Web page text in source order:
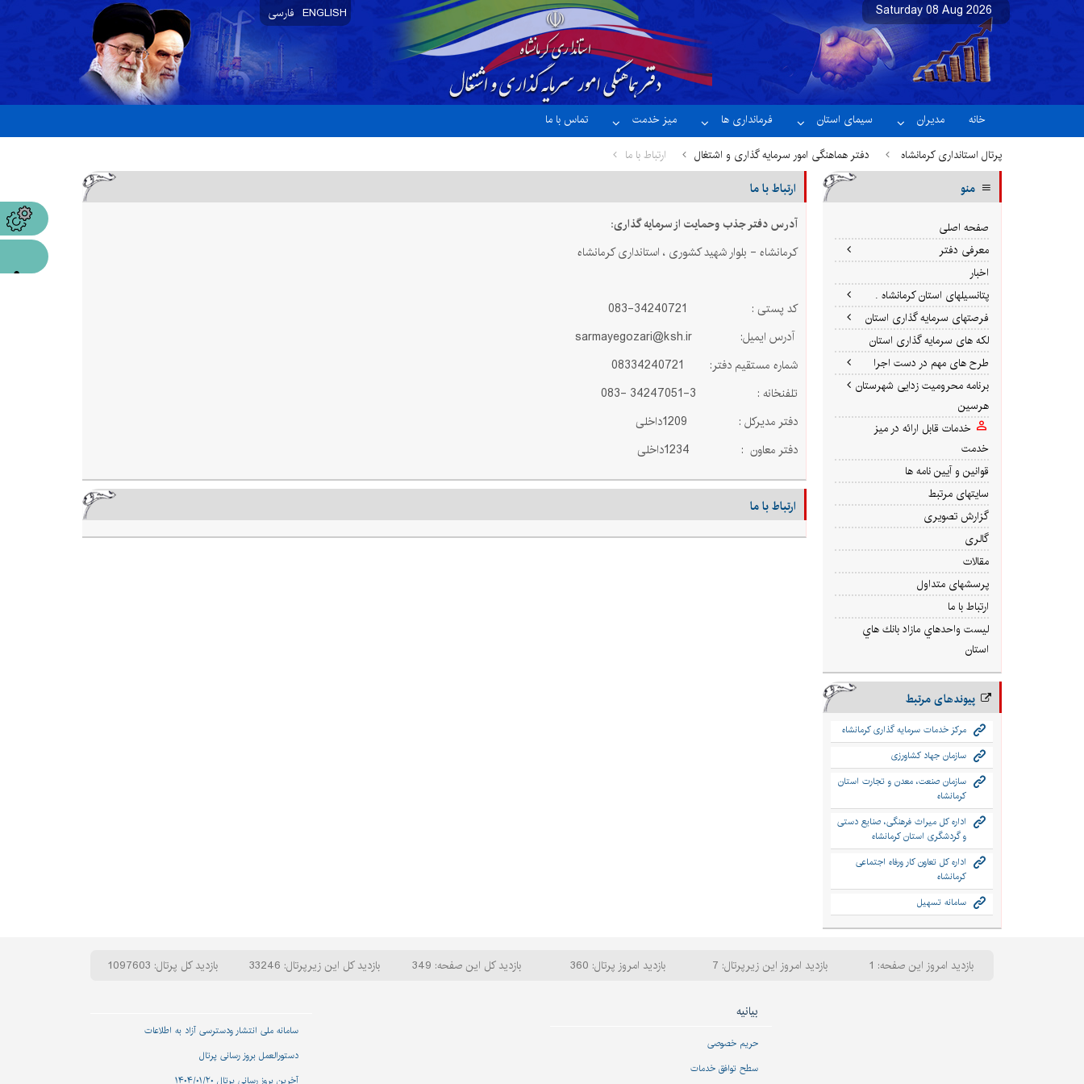
نسخه آزمایشی
خانه مدیران سیمای استان فرمانداری ها میز خدمت تماس با ما
فارسی ENGLISH
پرتال استانداری کرمانشاه دفتر هماهنگی امور سرمایه گذاری و اشتغال ارتباط با ما
ارتباط با ما
آدرس دفتر جذب وحمایت از سرمایه گذاری:
کرمانشاه - بلوار شهید کشوری ، استانداری کرمانشاه
کد پستی : 34240721-083
آدرس ايميل: sarmayegozari@ksh.ir
شماره مستقیم دفتر: 08334240721
تلفنخانه : 3-34247051 -083
دفتر مدیرکل : 1209داخلی
دفتر معاون : 1234داخلی
ارتباط با ما
منو
صفحه اصلی
معرفی دفتر
اخبار
پتانسیلهای استان کرمانشاه .
فرصتهای سرمایه گذاری استان
لکه های سرمایه گذاری استان
طرح های مهم در دست اجرا
برنامه محرومیت زدایی شهرستان
هرسین
خدمات قابل ارائه در میز
خدمت
قوانین و آیین نامه ها
سایتهای مرتبط
گزارش تصویری
گالری
مقالات
پرسشهای متداول
ارتباط با ما
ليست واحدهاي مازاد بانك هاي
استان
پیوندهای مرتبط
مرکز خدمات سرمایه گذاری کرمانشاه
سازمان جهاد کشاورزی
سازمان صنعت، معدن و تجارت استان
کرمانشاه
اداره کل میراث فرهنگی، صنایع دستی
و گردشگری استان کرمانشاه
اداره کل تعاون کار ورفاه اجتماعی
کرمانشاه
سامانه تسهیل
بازدید امروز این صفحه: 1 بازدید امروز این زیرپرتال: 7 بازدید امروز پرتال: 360 بازدید کل این صفحه: 349 بازدید کل این زیرپرتال: 33246 بازدید کل پرتال: 1097603
بیانیه
حریم خصوصی
سطح توافق خدمات
سامانه ملی انتشار و‌دسترسی آزاد به اطلاعات
دستورالعمل بروز رسانی پرتال
آخرین بروز رسانی پرتال ۱۴۰۴/۰۱/۲۰